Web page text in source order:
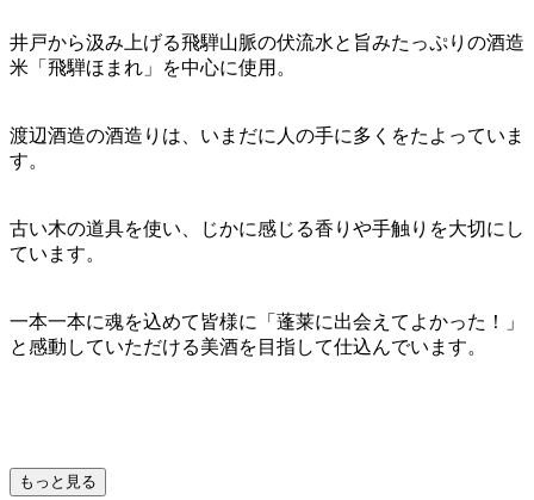
井戸から汲み上げる飛騨山脈の伏流水と旨みたっぷりの酒造
米「飛騨ほまれ」を中心に使用。
渡辺酒造の酒造りは、いまだに人の手に多くをたよっていま
す。
古い木の道具を使い、じかに感じる香りや手触りを大切にし
ています。
一本一本に魂を込めて皆様に「蓬莱に出会えてよかった！」
と感動していただける美酒を目指して仕込んでいます。
もっと見る